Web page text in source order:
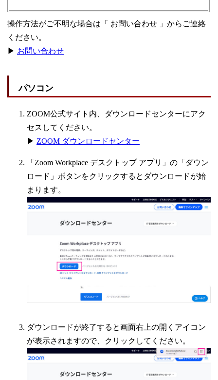
操作方法がご不明な場合は「 お問い合わせ 」からご連絡
ください。
▶ お問い合わせ
パソコン
ZOOM公式サイト内、ダウンロードセンターにアク
セスしてください。
▶ ZOOM ダウンロードセンター
「Zoom Workplace デスクトップ アプリ」の「ダウン
ロード」ボタンをクリックするとダウンロードが始
まります。
ダウンロードが終了すると画面右上の開くアイコン
が表示されますので、クリックしてください。